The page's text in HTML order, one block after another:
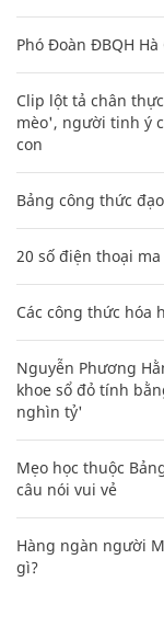
Phó Đoàn ĐBQH
Clip lột tả chân
mèo', người tinh ý
con
Bảng công thức
20 số điện thoại
Các công thức hóa
Nguyễn Phương
khoe sổ đỏ tính
nghìn tỷ'
Mẹo học thuộc
câu nói vui vẻ
Hàng ngàn người
gì?